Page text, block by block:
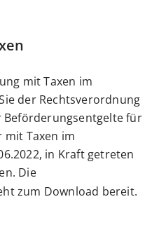
mit Taxen im
der Rechtsverordnung
Beförderungsentgelte für
mit Taxen im
in Kraft getreten
Die
zum Download bereit.